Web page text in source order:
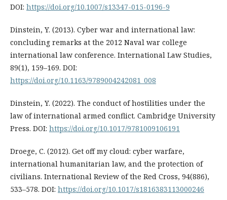
DOI: https://doi.org/10.1007/s13347-015-0196-9
Dinstein, Y. (2013). Cyber war and international law:
concluding remarks at the 2012 Naval war college
international law conference. International Law Studies,
89(1), 159–169. DOI:
https://doi.org/10.1163/9789004242081_008
Dinstein, Y. (2022). The conduct of hostilities under the
law of international armed conflict. Cambridge University
Press. DOI: https://doi.org/10.1017/9781009106191
Droege, C. (2012). Get off my cloud: cyber warfare,
international humanitarian law, and the protection of
civilians. International Review of the Red Cross, 94(886),
533–578. DOI: https://doi.org/10.1017/s1816383113000246